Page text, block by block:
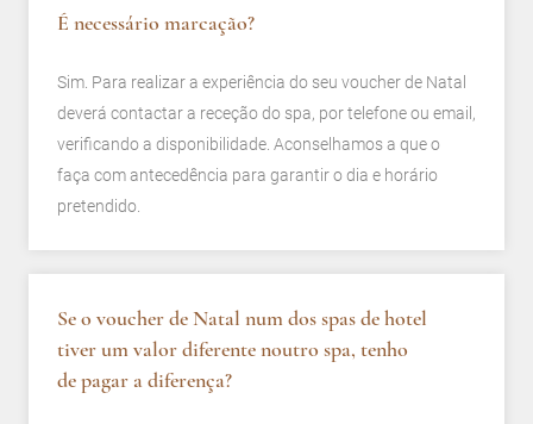
É necessário marcação?
Sim. Para realizar a experiência do seu voucher de Natal
deverá contactar a receção do spa, por telefone ou email,
verificando a disponibilidade. Aconselhamos a que o
faça com antecedência para garantir o dia e horário
pretendido.
Se o voucher de Natal num dos spas de hotel
tiver um valor diferente noutro spa, tenho
de pagar a diferença?